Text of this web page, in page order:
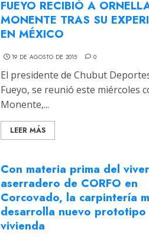
FUEYO RECIBIÓ A
MONENTE TRAS SU
EN MÉXICO
19 DE AGOSTO DE 2015 0
El presidente de Chubut
Fueyo, se reunió este miércoles
Monente,...
LEER MÁS
Con materia prima del
aserradero de CORFO en
Corcovado, la carpintería
desarrolla nuevo prototipo
vivienda